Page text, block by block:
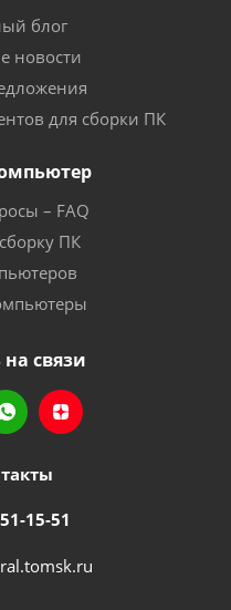
блог
новости
для сборки ПК
– FAQ
ПК
связи
15-51